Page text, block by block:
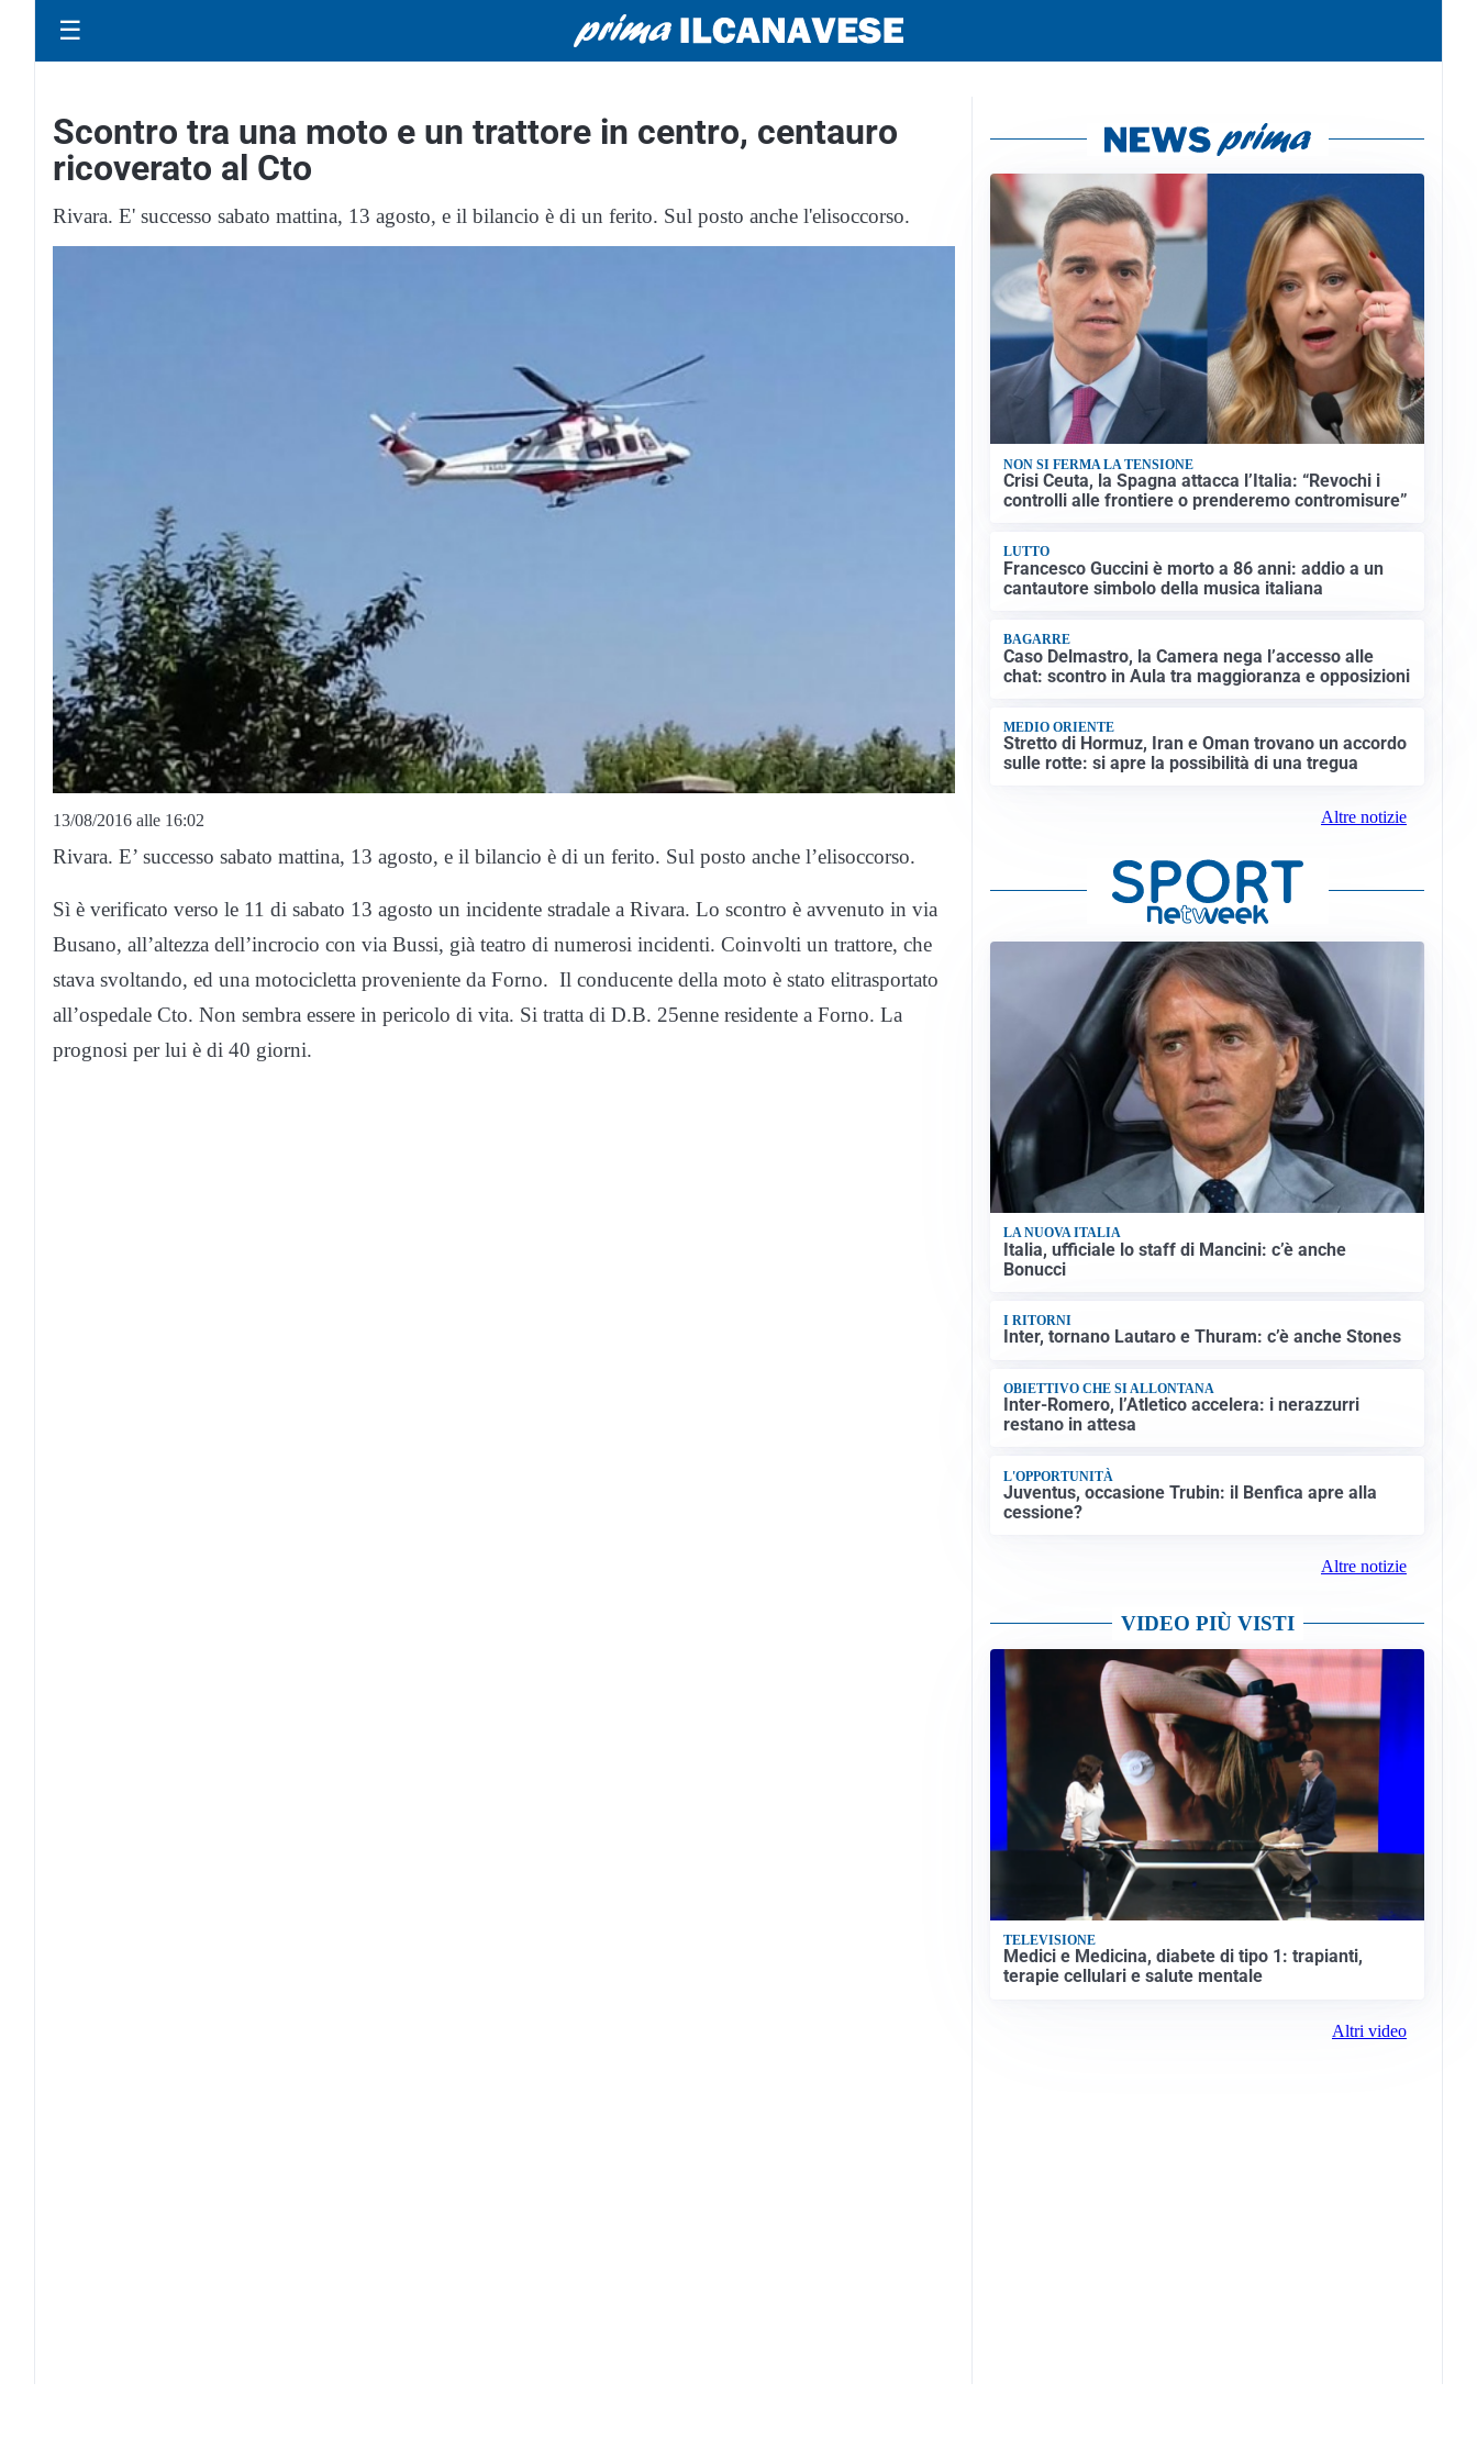
☰
Scontro tra una moto e un trattore in centro, centauro
ricoverato al Cto
Rivara. E' successo sabato mattina, 13 agosto, e il bilancio è di un ferito. Sul posto anche l'elisoccorso.
13/08/2016 alle 16:02
Rivara. E’ successo sabato mattina, 13 agosto, e il bilancio è di un ferito. Sul posto anche l’elisoccorso.
Sì è verificato verso le 11 di sabato 13 agosto un incidente stradale a Rivara. Lo scontro è avvenuto in via
Busano, all’altezza dell’incrocio con via Bussi, già teatro di numerosi incidenti. Coinvolti un trattore, che
stava svoltando, ed una motocicletta proveniente da Forno. Il conducente della moto è stato elitrasportato
all’ospedale Cto. Non sembra essere in pericolo di vita. Si tratta di D.B. 25enne residente a Forno. La
prognosi per lui è di 40 giorni.
NON SI FERMA LA TENSIONE
Crisi Ceuta, la Spagna attacca l’Italia: “Revochi i
controlli alle frontiere o prenderemo contromisure”
LUTTO
Francesco Guccini è morto a 86 anni: addio a un
cantautore simbolo della musica italiana
BAGARRE
Caso Delmastro, la Camera nega l’accesso alle
chat: scontro in Aula tra maggioranza e opposizioni
MEDIO ORIENTE
Stretto di Hormuz, Iran e Oman trovano un accordo
sulle rotte: si apre la possibilità di una tregua
Altre notizie
LA NUOVA ITALIA
Italia, ufficiale lo staff di Mancini: c’è anche
Bonucci
I RITORNI
Inter, tornano Lautaro e Thuram: c’è anche Stones
OBIETTIVO CHE SI ALLONTANA
Inter-Romero, l’Atletico accelera: i nerazzurri
restano in attesa
L'OPPORTUNITÀ
Juventus, occasione Trubin: il Benfica apre alla
cessione?
Altre notizie
VIDEO PIÙ VISTI
TELEVISIONE
Medici e Medicina, diabete di tipo 1: trapianti,
terapie cellulari e salute mentale
Altri video